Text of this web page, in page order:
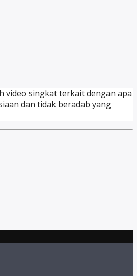
video singkat terkait dengan apa
dan tidak beradab yang